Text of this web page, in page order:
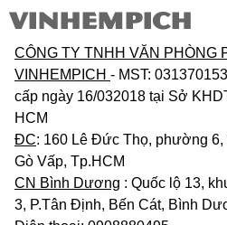
VINHEMPICH
CÔNG TY TNHH VĂN PHÒNG
VINHEMPICH - MST:
cấp ngày 16/032018 tại Sở
HCM
ĐC: 160 Lê Đức Thọ, phường 6,
Gò Vấp, Tp.HCM
CN Bình Dương : Quốc lộ 13,
3, P.Tân Định, Bến Cát, Bình